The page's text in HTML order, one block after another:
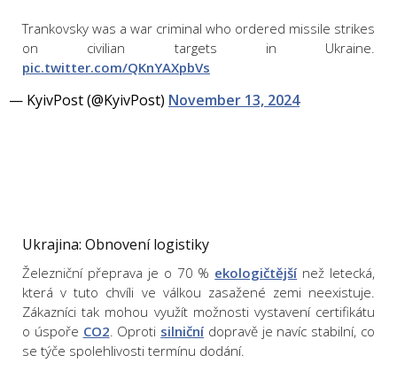
Trankovsky was a war criminal who ordered missile strikes
on civilian targets in Ukraine.
pic.twitter.com/QKnYAXpbVs
— KyivPost (@KyivPost) November 13, 2024
Ukrajina: Obnovení logistiky
Železniční přeprava je o 70 % ekologičtějšínež letecká,
která v tuto chvíli ve válkou zasažené zemi neexistuje.
Zákazníci tak mohou využít možnosti vystavení certifikátu
o úspoře CO2. Oproti silničnídopravě je navíc stabilní, co
se týče spolehlivosti termínu dodání.